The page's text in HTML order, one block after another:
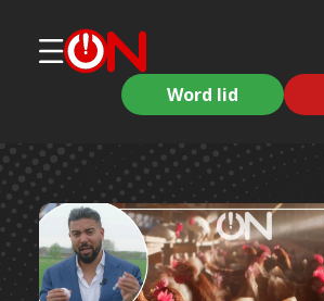
Word lid